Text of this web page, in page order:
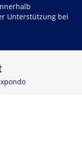
Unterstützung bei